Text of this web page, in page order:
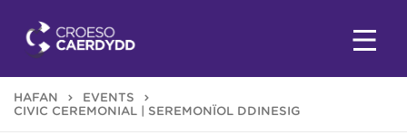
HAFAN
EVENTS
CIVIC CEREMONIAL | SEREMONÏOL DDINESIG